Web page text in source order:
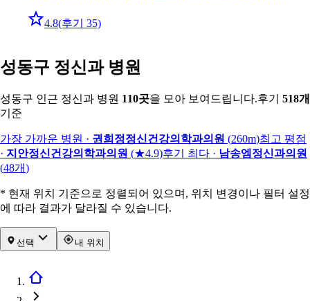
4.8(후기 35)
성동구 정신과 병원
성동구 인근 정신과 병원 110곳을 모아 보여드립니다.후기 518개
기준
가장 가까운 병원 · 권희정정신건강의학과의원 (260m)최고 평점
· 지안정신건강의학과의원 (★4.9)후기 최다 · 남송엠정신과의원
(48개)
* 현재 위치 기준으로 정렬되어 있으며, 위치 변경이나 필터 설정
에 따라 결과가 달라질 수 있습니다.
선택 내 위치